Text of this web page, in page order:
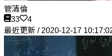
管清倫
33
4
最近更新 / 2020-12-17